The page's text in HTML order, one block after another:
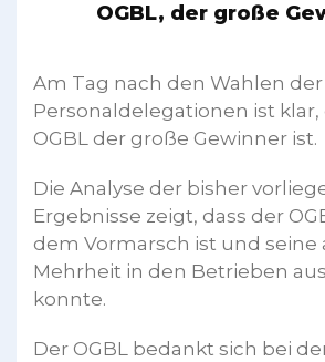
OGBL, der große
Am Tag nach den Wahlen der
Personaldelegationen ist klar,
OGBL der große Gewinner ist.
Die Analyse der bisher
Ergebnisse zeigt, dass der
dem Vormarsch ist und seine
Mehrheit in den Betrieben
konnte.
Der OGBL bedankt sich bei